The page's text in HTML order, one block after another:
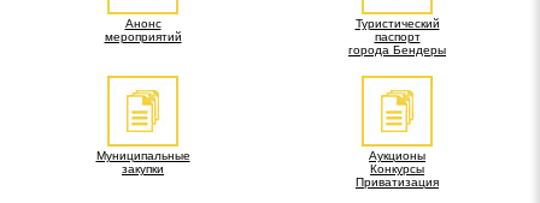
Анонс
мероприятий
Туристический
паспорт
города Бендеры
Муниципальные
закупки
Аукционы
Конкурсы
Приватизация